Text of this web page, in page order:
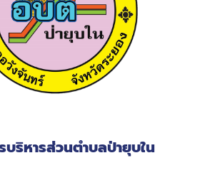
บริหารส่วนตำบลป่ายุบใน